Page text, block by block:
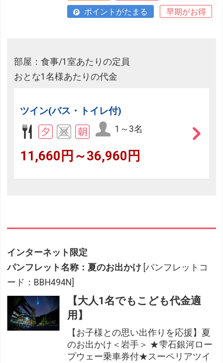
ポイントがたまる
早期がお得
部屋：食事/1室あたりの定員
おとな1名様あたりの代金
ツイン(バス・トイレ付)
1～3名
11,660円～36,960円
インターネット限定
パンフレット名称：夏のお出かけ [パンフレットコ
ード：BBH494N]
【大人1名でもこども代金適
用】
【お子様との思い出作りを応援】夏
のお出かけ＜岩手＞ ★雫石銀河ロー
プウェー乗車券付★スーペリアツイ